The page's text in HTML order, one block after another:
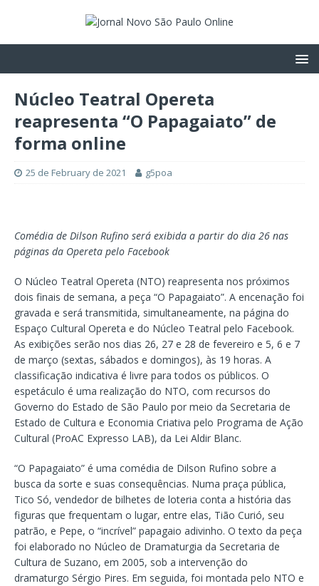
Núcleo Teatral Opereta
reapresenta “O Papagaiato” de
forma online
25 de February de 2021 g5poa
Comédia de Dilson Rufino será exibida a partir do dia 26 nas
páginas da Opereta pelo Facebook
O Núcleo Teatral Opereta (NTO) reapresenta nos próximos
dois finais de semana, a peça “O Papagaiato”. A encenação foi
gravada e será transmitida, simultaneamente, na página do
Espaço Cultural Opereta e do Núcleo Teatral pelo Facebook.
As exibições serão nos dias 26, 27 e 28 de fevereiro e 5, 6 e 7
de março (sextas, sábados e domingos), às 19 horas. A
classificação indicativa é livre para todos os públicos. O
espetáculo é uma realização do NTO, com recursos do
Governo do Estado de São Paulo por meio da Secretaria de
Estado de Cultura e Economia Criativa pelo Programa de Ação
Cultural (ProAC Expresso LAB), da Lei Aldir Blanc.
“O Papagaiato” é uma comédia de Dilson Rufino sobre a
busca da sorte e suas consequências. Numa praça pública,
Tico Só, vendedor de bilhetes de loteria conta a história das
figuras que frequentam o lugar, entre elas, Tião Curió, seu
patrão, e Pepe, o “incrível” papagaio adivinho. O texto da peça
foi elaborado no Núcleo de Dramaturgia da Secretaria de
Cultura de Suzano, em 2005, sob a intervenção do
dramaturgo Sérgio Pires. Em seguida, foi montada pelo NTO e